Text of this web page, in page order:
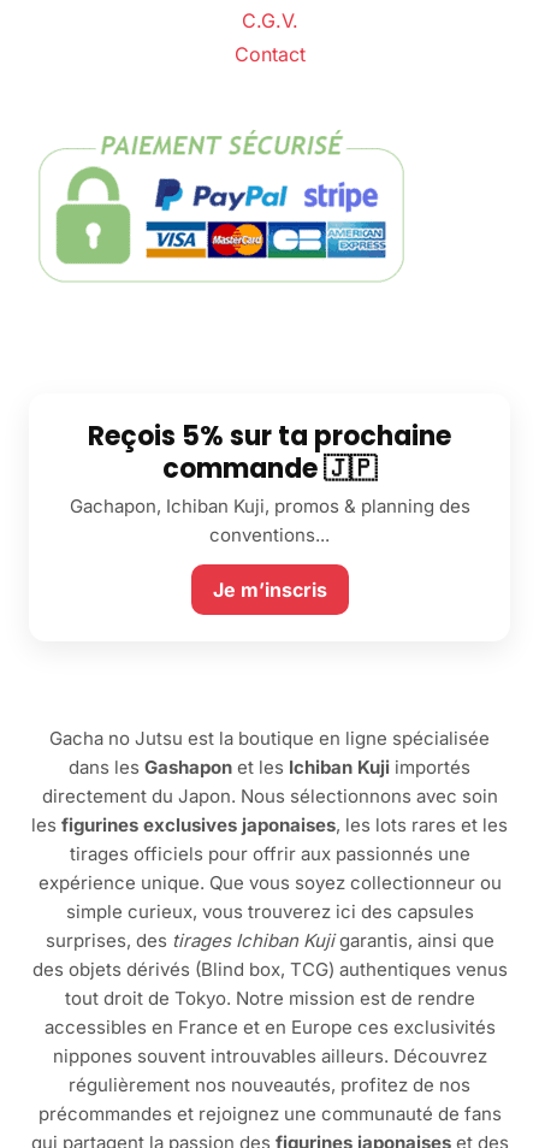
C.G.V.
Contact
Reçois 5% sur ta prochaine
commande 🇯🇵
Gachapon, Ichiban Kuji, promos & planning des
conventions...
Je m’inscris
Gacha no Jutsu est la boutique en ligne spécialisée
dans les Gashapon et les Ichiban Kuji importés
directement du Japon. Nous sélectionnons avec soin
les figurines exclusives japonaises, les lots rares et les
tirages officiels pour offrir aux passionnés une
expérience unique. Que vous soyez collectionneur ou
simple curieux, vous trouverez ici des capsules
surprises, des tirages Ichiban Kujigarantis, ainsi que
des objets dérivés (Blind box, TCG) authentiques venus
tout droit de Tokyo. Notre mission est de rendre
accessibles en France et en Europe ces exclusivités
nippones souvent introuvables ailleurs. Découvrez
régulièrement nos nouveautés, profitez de nos
précommandes et rejoignez une communauté de fans
qui partagent la passion des figurines japonaiseset des